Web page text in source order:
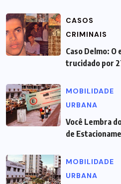
CASOS
CRIMINAIS
Caso Delmo:
trucidado por
MOBILIDADE
URBANA
Você Lembra
de
MOBILIDADE
URBANA